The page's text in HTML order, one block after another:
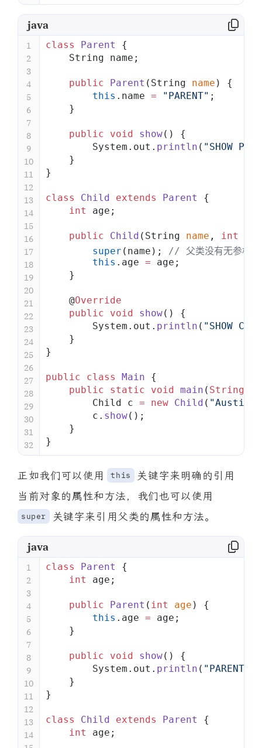
java
class Parent
{
    String name;
    public
Parent (String name ) {
        this
.name = "PARENT" ;
    }
    public
void show() {
        System.out.
println ( "SHOW
    }
}
class Child extends Parent
{
    int
age;
    public
Child (String name , int
        super
(name);
// 父类没有无参构造
        this
.age = age;
    }
    @
Override
    public
void show() {
        System.out.
println ( "SHOW
    }
}
public class Main {
    public
static void main ( String
        Child c
= new Child ( "Austin"
        c.
show();
    }
}
1
2
3
4
5
6
7
8
9
10
11
12
13
14
15
16
17
18
19
20
21
22
23
24
25
26
27
28
29
30
31
32
正如我们可以使用 this
关键字来明确的引用
当前对象的属性和方法，我们也可以使用
super 关键字来引用父类的属性和方法。
java
class Parent
{
    int
age;
    public
Parent ( int age ) {
        this
.age = age;
    }
    public
void show() {
        System.out.
println ( "PARENT
    }
}
class Child extends Parent
{
    int
age;
1
2
3
4
5
6
7
8
9
10
11
12
13
14